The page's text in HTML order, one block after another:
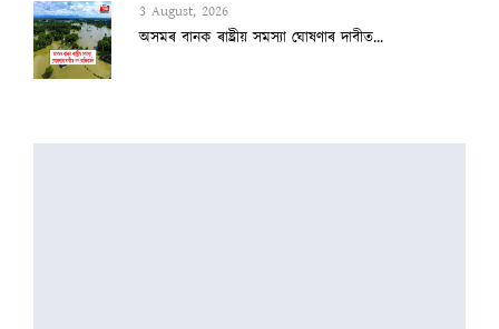
3 August, 2026
অসমৰ বানক ৰাষ্ট্ৰীয় সমস্যা ঘোষণাৰ দাবীত...
বানাক্ৰান্তক ১০ লাখ টকাকৈ নিদিলে মুখ্যমন...